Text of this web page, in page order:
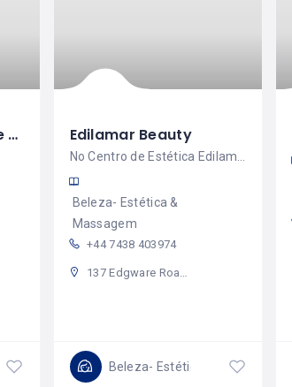
IL Paradiso del Viso e del Corpo Edilamar Beauty
No Centro de Estética Edilamar Beauty o nosso maior objetivo é a sua satisfação.
Beleza- Estética &
Massagem
+44 7438 403974
137 Edgware Road, Westminster, London, W2 2UT, United Kingdom